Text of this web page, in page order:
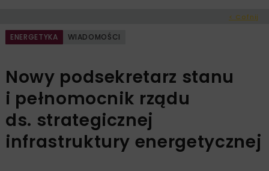
< Cofnij
ENERGETYKA WIADOMOŚCI
Nowy podsekretarz stanu
i pełnomocnik rządu
ds. strategicznej
infrastruktury energetycznej